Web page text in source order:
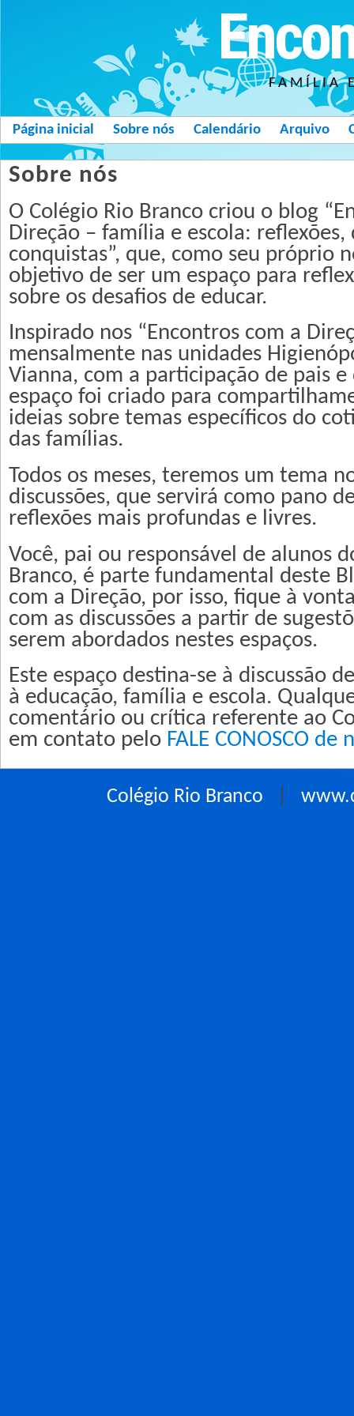
FAMÍLIA
Página inicial Sobre nós Calendário Arquivo
Sobre nós
O Colégio Rio Branco criou o blog
Direção – família e escola: reflexões,
conquistas”, que, como seu próprio
objetivo de ser um espaço para
sobre os desafios de educar.
Inspirado nos “Encontros com a
mensalmente nas unidades
Vianna, com a participação de pais
espaço foi criado para
ideias sobre temas específicos do
das famílias.
Todos os meses, teremos um tema
discussões, que servirá como pano
reflexões mais profundas e livres.
Você, pai ou responsável de alunos
Branco, é parte fundamental deste
com a Direção, por isso, fique à
com as discussões a partir de
serem abordados nestes espaços.
Este espaço destina-se à discussão
à educação, família e escola.
comentário ou crítica referente ao
em contato pelo FALE CONOSCO de
Colégio Rio Branco